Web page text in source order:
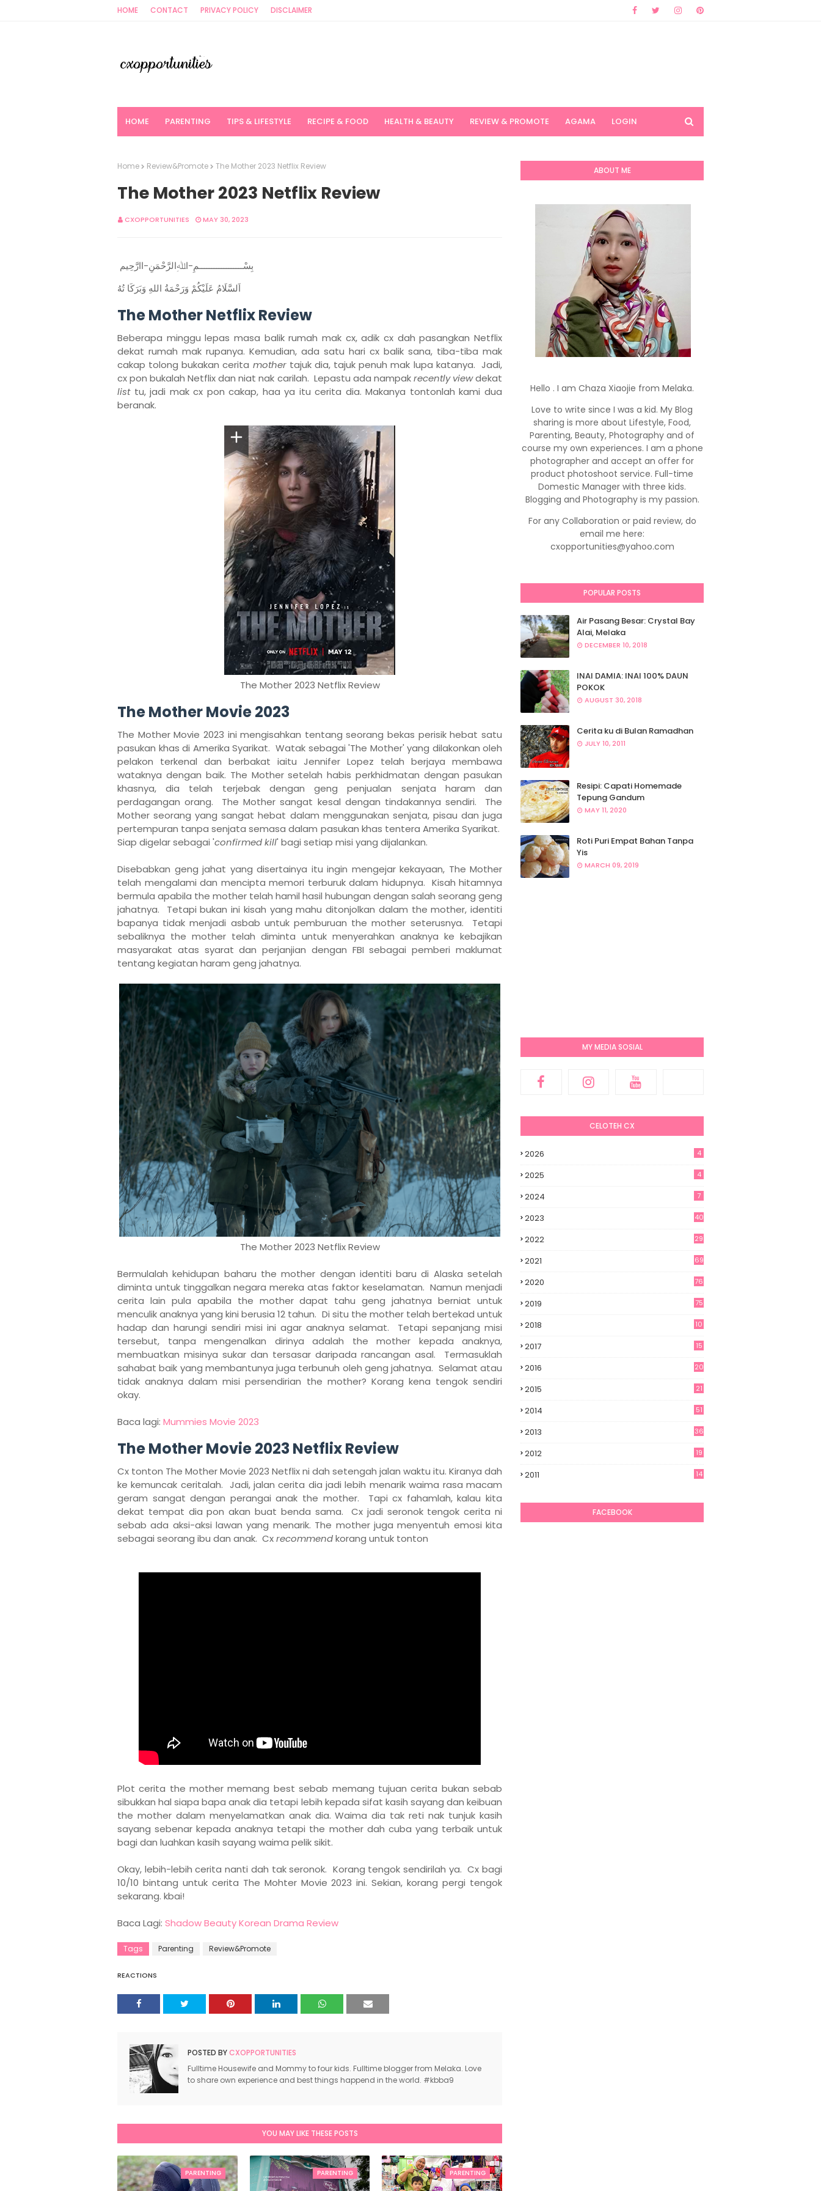
HOME CONTACT PRIVACY POLICY DISCLAIMER
HOME PARENTING TIPS & LIFESTYLE RECIPE & FOOD HEALTH & BEAUTY REVIEW & PROMOTE AGAMA LOGIN
Home Review&Promote The Mother 2023 Netflix Review
The Mother 2023 Netflix Review
CXOPPORTUNITIES MAY 30, 2023
بِسْــــــــــــــــــمِ-اﷲِالرَّحْمَنِ-اارَّحِيم
اَلسَّلَامُ عَلَيْكُمْ وَرَحْمَةُ اللهِ وَبَرَكَا تُهُ
The Mother Netflix Review
Beberapa minggu lepas masa balik rumah mak cx, adik cx dah pasangkan Netflix
dekat rumah mak rupanya. Kemudian, ada satu hari cx balik sana, tiba-tiba mak
cakap tolong bukakan cerita mothertajuk dia, tajuk penuh mak lupa katanya. Jadi,
cx pon bukalah Netflix dan niat nak carilah. Lepastu ada nampakrecently viewdekat
list tu, jadi mak cx pon cakap, haa ya itu cerita dia. Makanya tontonlah kami dua
beranak.
The Mother 2023 Netflix Review
The Mother Movie 2023
The Mother Movie 2023 ini mengisahkan tentang seorang bekas perisik hebat satu
pasukan khas di Amerika Syarikat. Watak sebagai 'The Mother' yang dilakonkan oleh
pelakon terkenal dan berbakat iaitu Jennifer Lopez telah berjaya membawa
wataknya dengan baik. The Mother setelah habis perkhidmatan dengan pasukan
khasnya, dia telah terjebak dengan geng penjualan senjata haram dan
perdagangan orang. The Mother sangat kesal dengan tindakannya sendiri. The
Mother seorang yang sangat hebat dalam menggunakan senjata, pisau dan juga
pertempuran tanpa senjata semasa dalam pasukan khas tentera Amerika Syarikat.
Siap digelar sebagai 'confirmed kill' bagi setiap misi yang dijalankan.
Disebabkan geng jahat yang disertainya itu ingin mengejar kekayaan, The Mother
telah mengalami dan mencipta memori terburuk dalam hidupnya. Kisah hitamnya
bermula apabila the mother telah hamil hasil hubungan dengan salah seorang geng
jahatnya. Tetapi bukan ini kisah yang mahu ditonjolkan dalam the mother, identiti
bapanya tidak menjadi asbab untuk pemburuan the mother seterusnya. Tetapi
sebaliknya the mother telah diminta untuk menyerahkan anaknya ke kebajikan
masyarakat atas syarat dan perjanjian dengan FBI sebagai pemberi maklumat
tentang kegiatan haram geng jahatnya.
The Mother 2023 Netflix Review
Bermulalah kehidupan baharu the mother dengan identiti baru di Alaska setelah
diminta untuk tinggalkan negara mereka atas faktor keselamatan. Namun menjadi
cerita lain pula apabila the mother dapat tahu geng jahatnya berniat untuk
menculik anaknya yang kini berusia 12 tahun. Di situ the mother telah bertekad untuk
hadap dan harungi sendiri misi ini agar anaknya selamat. Tetapi sepanjang misi
tersebut, tanpa mengenalkan dirinya adalah the mother kepada anaknya,
membuatkan misinya sukar dan tersasar daripada rancangan asal. Termasuklah
sahabat baik yang membantunya juga terbunuh oleh geng jahatnya. Selamat atau
tidak anaknya dalam misi persendirian the mother? Korang kena tengok sendiri
okay.
Baca lagi: Mummies Movie 2023
The Mother Movie 2023 Netflix Review
Cx tonton The Mother Movie 2023 Netflix ni dah setengah jalan waktu itu. Kiranya dah
ke kemuncak ceritalah. Jadi, jalan cerita dia jadi lebih menarik waima rasa macam
geram sangat dengan perangai anak the mother. Tapi cx fahamlah, kalau kita
dekat tempat dia pon akan buat benda sama. Cx jadi seronok tengok cerita ni
sebab ada aksi-aksi lawan yang menarik. The mother juga menyentuh emosi kita
sebagai seorang ibu dan anak. Cxrecommendkorang untuk tonton
Plot cerita the mother memang best sebab memang tujuan cerita bukan sebab
sibukkan hal siapa bapa anak dia tetapi lebih kepada sifat kasih sayang dan keibuan
the mother dalam menyelamatkan anak dia. Waima dia tak reti nak tunjuk kasih
sayang sebenar kepada anaknya tetapi the mother dah cuba yang terbaik untuk
bagi dan luahkan kasih sayang waima pelik sikit.
Okay, lebih-lebih cerita nanti dah tak seronok. Korang tengok sendirilah ya. Cx bagi
10/10 bintang untuk cerita The Mohter Movie 2023 ini. Sekian, korang pergi tengok
sekarang. kbai!
Baca Lagi: Shadow Beauty Korean Drama Review
Tags Parenting Review&Promote
REACTIONS
POSTED BYCXOPPORTUNITIES
Fulltime Housewife and Mommy to four kids. Fulltime blogger from Melaka. Love
to share own experience and best things happend in the world. #kbba9
YOU MAY LIKE THESE POSTS
PARENTING PARENTING PARENTING
ABOUT ME
Hello . I am Chaza Xiaojie from Melaka.
Love to write since I was a kid. My Blog
sharing is more about Lifestyle, Food,
Parenting, Beauty, Photography and of
course my own experiences. I am a phone
photographer and accept an offer for
product photoshoot service. Full-time
Domestic Manager with three kids.
Blogging and Photography is my passion.
For any Collaboration or paid review, do
email me here:
cxopportunities@yahoo.com
POPULAR POSTS
Air Pasang Besar: Crystal Bay
Alai, Melaka
DECEMBER 10, 2018
INAI DAMIA: INAI 100% DAUN
POKOK
AUGUST 30, 2018
Cerita ku di Bulan Ramadhan
JULY 10, 2011
Resipi: Capati Homemade
Tepung Gandum
MAY 11, 2020
Roti Puri Empat Bahan Tanpa
Yis
MARCH 09, 2019
MY MEDIA SOSIAL
CELOTEH CX
2026 4
2025 4
2024 7
2023 40
2022 29
2021 69
2020 76
2019 75
2018 10
2017 15
2016 20
2015 21
2014 51
2013 36
2012
19
2011
14
FACEBOOK